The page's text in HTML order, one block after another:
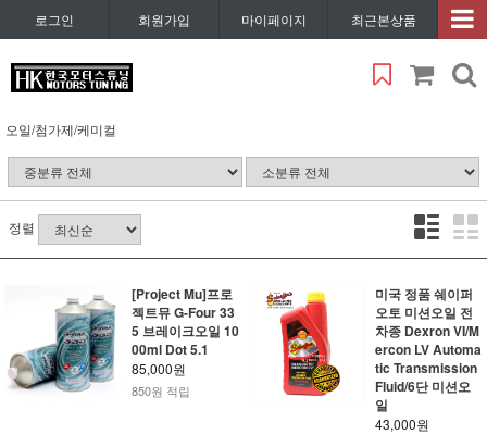
로그인 회원가입 마이페이지 최근본상품
오일/첨가제/케미컬
정렬
[Project Mu]프로
젝트뮤 G-Four 33
5 브레이크오일 10
00ml Dot 5.1
85,000원
850원 적립
미국 정품 쉐이퍼
오토 미션오일 전
차종 Dexron VI/M
ercon LV Automa
tic Transmission
Fluid/6단 미션오
일
43,000원